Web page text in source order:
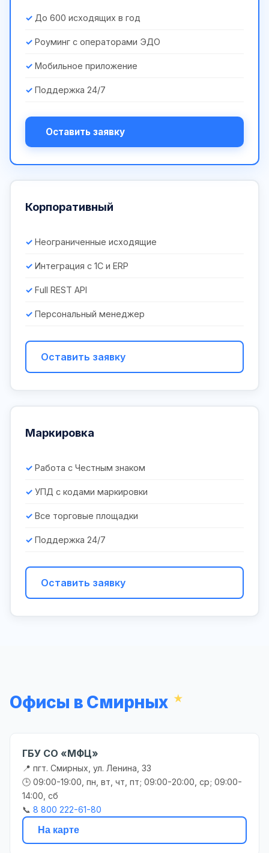
До 600 исходящих в год
Роуминг с операторами ЭДО
Мобильное приложение
Поддержка 24/7
Оставить заявку
Корпоративный
Неограниченные исходящие
Интеграция с 1С и ERP
Full REST API
Персональный менеджер
Оставить заявку
Маркировка
Работа с Честным знаком
УПД с кодами маркировки
Все торговые площадки
Поддержка 24/7
Оставить заявку
Офисы в Смирных
ГБУ СО «МФЦ»
📍 пгт. Смирных, ул. Ленина, 33
🕒 09:00-19:00, пн, вт, чт, пт; 09:00-20:00, ср; 09:00-
14:00, сб
📞 8 800 222-61-80
На карте